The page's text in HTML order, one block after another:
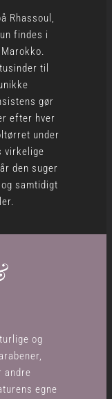
Rhassoul,
findes i
til
gør
efter hver
under
virkelige
den suger
samtidigt
og
andre
egne